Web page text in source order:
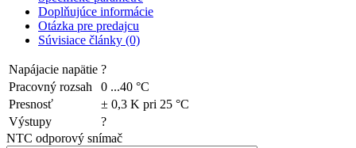
Doplňujúce informácie
Otázka pre predajcu
Súvisiace články (0)
Napájacie napätie ?
Pracovný rozsah
0 ...40 °C
Presnosť
± 0,3 K pri 25 °C
Výstupy
?
NTC odporový snímač